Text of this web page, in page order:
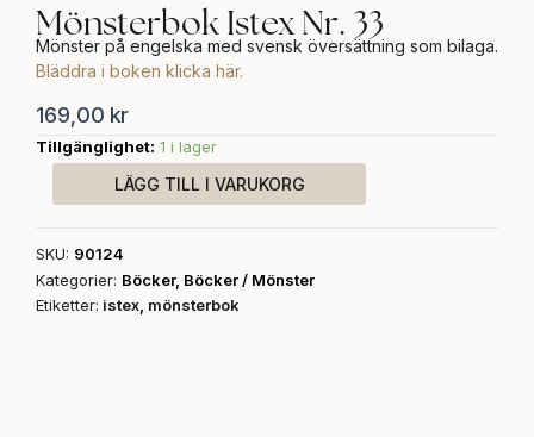
Mönsterbok Istex Nr. 33
Mönster på engelska med svensk översättning som bilaga.
Bläddra i boken klicka här.
169,00 kr
Tillgänglighet: 1 i lager
Mönsterbok
Nr.
mängd
LÄGG TILL I VARUKORG
SKU: 90124
Kategorier: Böcker, Böcker / Mönster
Etiketter: istex mönsterbok